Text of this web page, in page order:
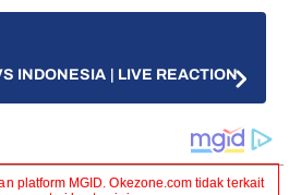
INDONESIA | LIVE REACTION